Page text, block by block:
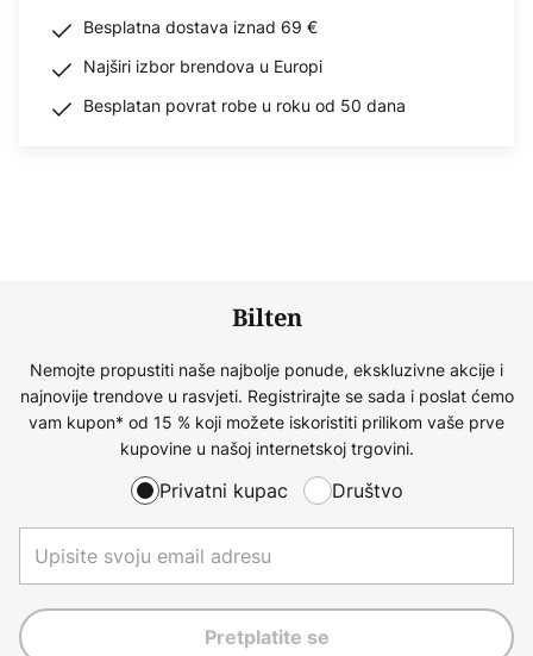
Besplatna dostava iznad 69 €
Najširi izbor brendova u Europi
Besplatan povrat robe u roku od 50 dana
Bilten
Nemojte propustiti naše najbolje ponude, ekskluzivne akcije i
najnovije trendove u rasvjeti. Registrirajte se sada i poslat ćemo
vam kupon* od 15 % koji možete iskoristiti prilikom vaše prve
kupovine u našoj internetskoj trgovini.
Privatni kupac Društvo
Pretplatite se